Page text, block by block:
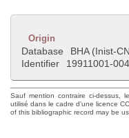
Origin
Database
BHA (Inist-
Identifier
19911001-
Sauf mention contraire ci-dessus,
utilisé dans le cadre d'une licence
of this bibliographic record may be